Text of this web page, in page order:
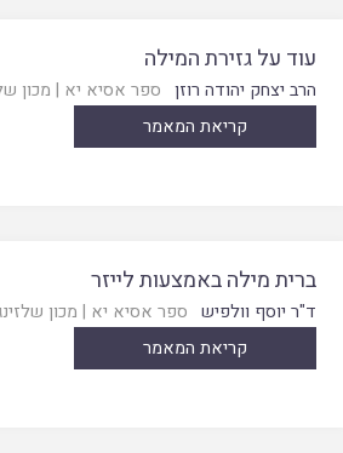
עוד על גזירת המילה
הרב יצחק יהודה רוזן ספר אסיא יא | מכון
קריאת המאמר
ברית מילה באמצעות לייזר
ד"ר יוסף וולפיש ספר אסיא יא | מכון
קריאת המאמר